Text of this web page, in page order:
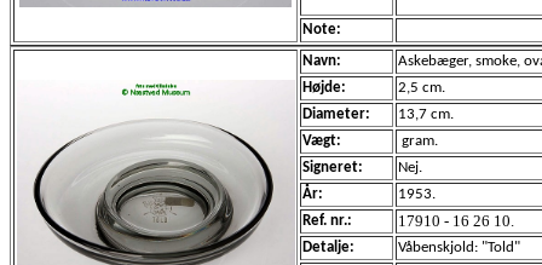
Note:
Navn:
Askebæger, smoke,
Højde:
2,5 cm.
Diameter:
13,7 cm.
Vægt:
gram.
Signeret:
Nej.
År:
1953.
Ref. nr.:
17910 - 16 26 10.
Detalje:
Våbenskjold: "Told"